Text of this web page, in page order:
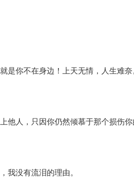
是你不在身边！上天无情，人生难奈
他人，只因你仍然倾慕于那个损伤你
我没有流泪的理由。